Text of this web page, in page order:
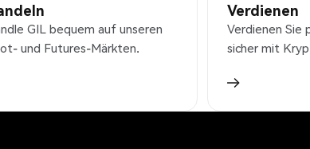
GIL bequem auf unseren
und Futures-Märkten.
Verdienen
Verdienen Sie
sicher mit